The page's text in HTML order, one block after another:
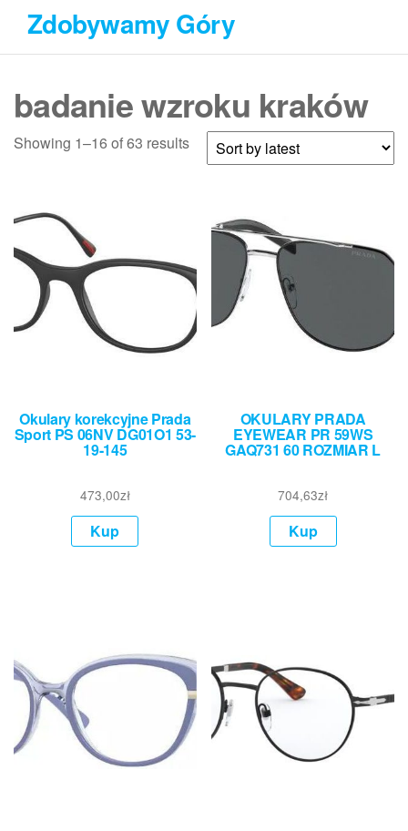
Przejdź
treści
Zdobywamy Góry
badanie wzroku kraków
Showing 1–16 of 63 results
Okulary korekcyjne Prada
Sport PS 06NV DG01O1 53-
19-145
473,00zł
Kup
OKULARY PRADA
EYEWEAR PR 59WS
GAQ731 60 ROZMIAR L
704,63zł
Kup